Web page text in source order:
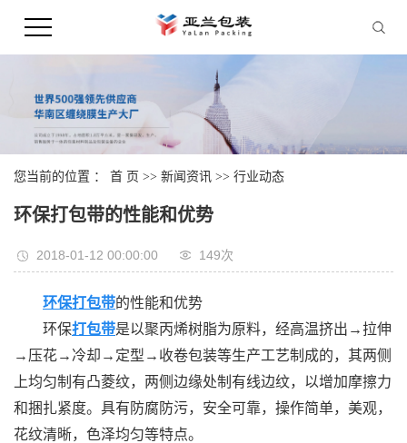
您当前的位置 ： 首 页 >> 新闻资讯 >> 行业动态
环保打包带的性能和优势
2018-01-12 00:00:00 149次
环保打包带的性能和优势
环保打包带是以聚丙烯树脂为原料，经高温挤出→拉伸
→压花→冷却→定型→收卷包装等生产工艺制成的，其两侧
上均匀制有凸菱纹，两侧边缘处制有线边纹，以增加摩擦力
和捆扎紧度。具有防腐防污，安全可靠，操作简单，美观，
花纹清晰，色泽均匀等特点。